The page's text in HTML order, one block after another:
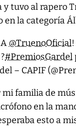
tuvo al rapero
en la categoría
@TruenoOficial
#PremiosGardel
– CAPIF
mi familia de
en la
esto a